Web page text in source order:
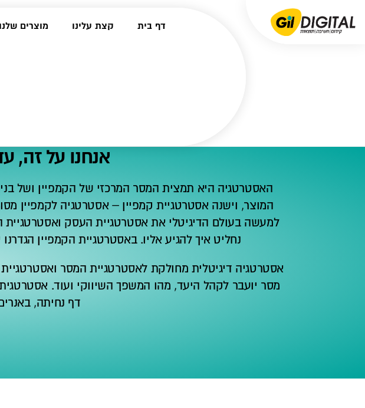
דף בית קצת עלינו מוצרים שלנו
אנחנו על זה,
האסטרטגיה היא תמצית המסר המרכזי של הקמפיין ושל
המוצר, וישנה אסטרטגיית קמפיין – אסטרטגיה לקמפיין
למעשה בעולם הדיגיטלי את אסטרטגיית העסק ואסטרטגיית
נחליט איך להגיע אליו. באסטרטגיית הקמפיין
אסטרטגיה דיגיטלית מחולקת לאסטרטגיית המסר
מסר יועבר לקהל היעד, מהו המשפך השיווקי ועוד.
דף נחיתה,